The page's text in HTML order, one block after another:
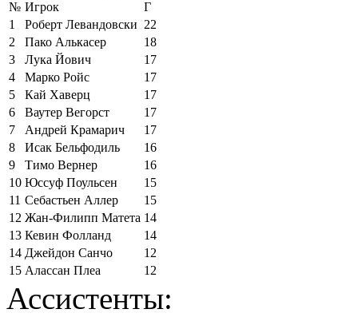
№ Игрок
Г
1
Роберт Левандовски 22
2
Пако Алькасер
18
3
Лука Йович
17
4
Марко Ройс
17
5
Кай Хаверц
17
6
Ваутер Вегорст
17
7
Андрей Крамарич
17
8
Исак Бельфодиль
16
9
Тимо Вернер
16
10 Юссуф Поульсен
15
11 Себастьен Аллер
15
12 Жан-Филипп Матета 14
13 Кевин Фолланд
14
14 Джейдон Санчо
12
15 Алассан Плеа 12
Ассистенты: